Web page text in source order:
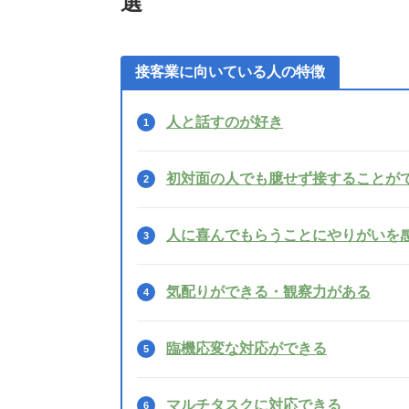
接客業に向いている人の特徴
人と話すのが好き
初対面の人でも臆せず接することが
人に喜んでもらうことにやりがいを
気配りができる・観察力がある
臨機応変な対応ができる
マルチタスクに対応できる